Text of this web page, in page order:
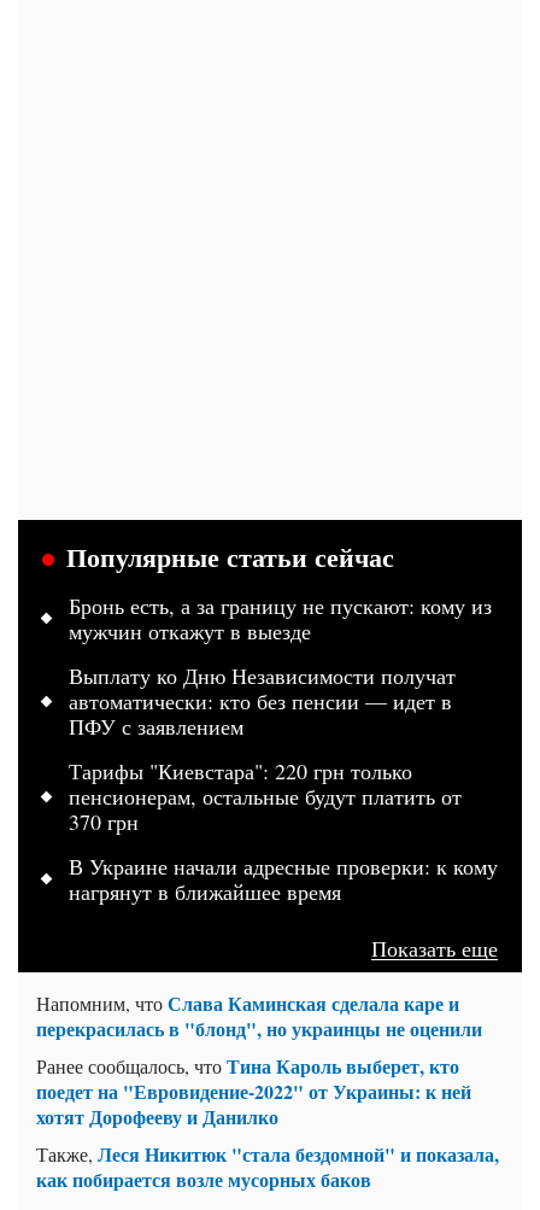
Популярные статьи сейчас
Бронь есть, а за границу не пускают: кому из
мужчин откажут в выезде
Выплату ко Дню Независимости получат
автоматически: кто без пенсии — идет в
ПФУ с заявлением
Тарифы "Киевстара": 220 грн только
пенсионерам, остальные будут платить от
370 грн
В Украине начали адресные проверки: к кому
нагрянут в ближайшее время
Показать еще
Напомним, чтоСлава Каминская сделала каре и
перекрасилась в "блонд", но украинцы не оценили
Ранее сообщалось, чтоТина Кароль выберет, кто
поедет на "Евровидение-2022" от Украины: к ней
хотят Дорофееву и Данилко
Также, Леся Никитюк "стала бездомной" и показала,
как побирается возле мусорных баков